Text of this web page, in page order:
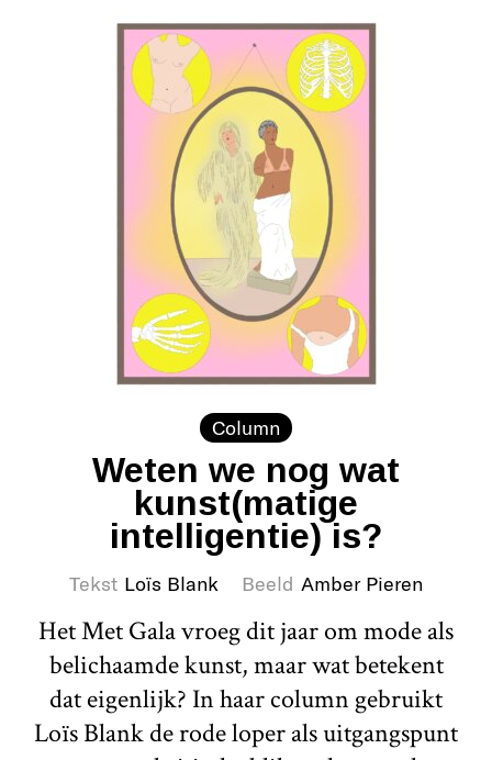
Column
Weten we nog wat
kunst(matige
intelligentie) is?
Tekst Loïs Blank Beeld Amber Pieren
Het Met Gala vroeg dit jaar om mode als
belichaamde kunst, maar wat betekent
dat eigenlijk? In haar column gebruikt
Loïs Blank de rode loper als uitgangspunt